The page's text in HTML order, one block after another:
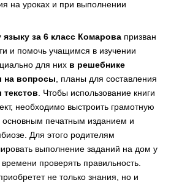
на уроках и при выполнении
языку за 6 класс Комарова призван
и помочь учащимся в изучении
для них в решебнике
на вопросы , планы для составления
. Чтобы использование книги
необходимо выстроить грамотную
основным печатным изданием и
Для этого родителям
выполнение заданий на дом у
проверять правильность.
не только знания, но и